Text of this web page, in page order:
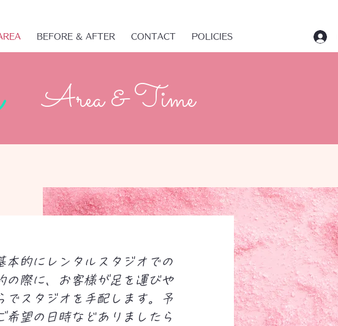
BEFORE & AFTER CONTACT POLICIES
Area & Time
本的にレンタルスタジオでの
の際に、お客様が足を運びや
でスタジオを手配します。予
希望の日時などありましたら